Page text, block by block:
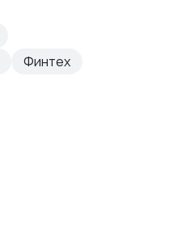
Финтех